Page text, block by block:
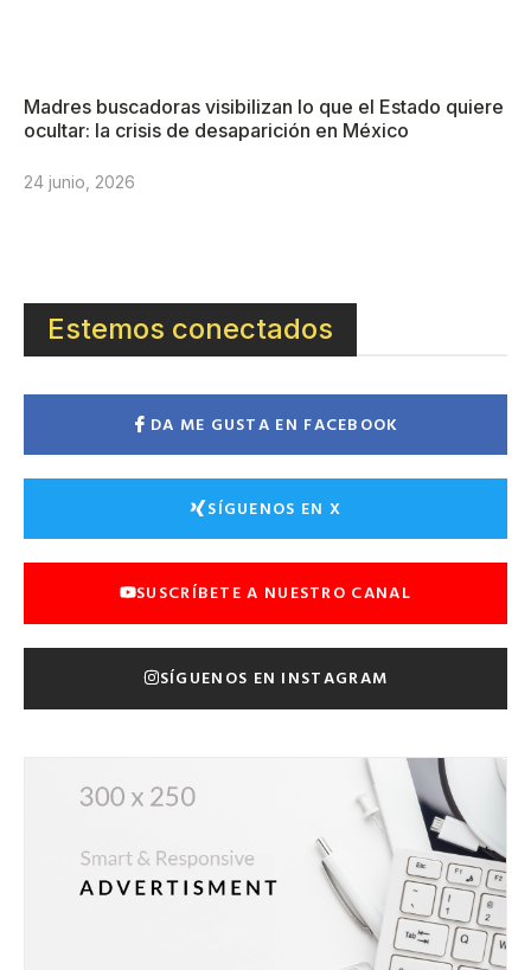
Madres buscadoras visibilizan lo que el Estado quiere
ocultar: la crisis de desaparición en México
24 junio, 2026
Estemos conectados
DA ME GUSTA EN FACEBOOK
SÍGUENOS EN X
SUSCRÍBETE A NUESTRO CANAL
SÍGUENOS EN INSTAGRAM